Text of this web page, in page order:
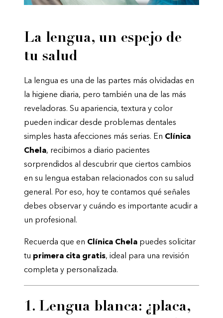
La lengua, un espejo de
tu salud
La lengua es una de las partes más olvidadas en
la higiene diaria, pero también una de las más
reveladoras. Su apariencia, textura y color
pueden indicar desde problemas dentales
simples hasta afecciones más serias. En Clínica
Chela, recibimos a diario pacientes
sorprendidos al descubrir que ciertos cambios
en su lengua estaban relacionados con su salud
general. Por eso, hoy te contamos qué señales
debes observar y cuándo es importante acudir a
un profesional.
Recuerda que en Clínica Chela puedes solicitar
tu primera cita gratis, ideal para una revisión
completa y personalizada.
1. Lengua blanca: ¿placa,